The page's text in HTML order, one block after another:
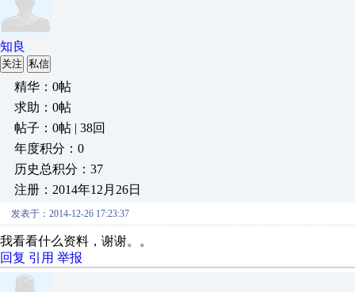
知良
关注 私信
精华：0帖
求助：0帖
帖子：0帖 | 38回
年度积分：0
历史总积分：37
注册：2014年12月26日
发表于：2014-12-26 17:23:37
我看看什么资料，谢谢。。
回复 引用 举报